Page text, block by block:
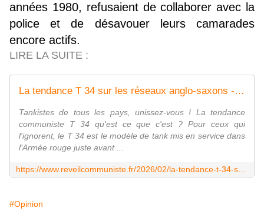
années 1980, refusaient de collaborer avec la
police et de désavouer leurs camarades
encore actifs.
LIRE LA SUITE :
La tendance T 34 sur les réseaux anglo-saxons - Réveil Communiste
Tankistes de tous les pays, unissez-vous ! La tendance
communiste T 34 qu'est ce que c'est ? Pour ceux qui
l'ignorent, le T 34 est le modèle de tank mis en service dans
l'Armée rouge juste avant ...
#Opinion